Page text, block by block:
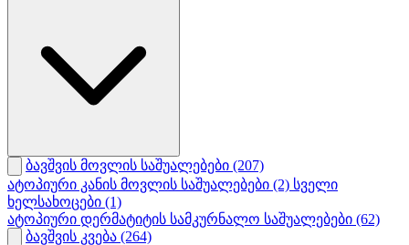
ბავშვის მოვლის საშუალებები (207)
ატოპიური კანის მოვლის საშუალებები (2) სველი
ხელსახოცები (1)
ატოპიური დერმატიტის სამკურნალო საშუალებები (62)
ბავშვის კვება (264)